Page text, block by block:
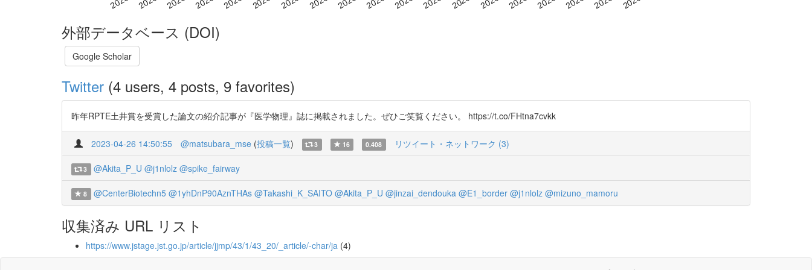
外部データベース (DOI)
Google Scholar
Twitter (4 users, 4 posts, 9 favorites)
昨年RPTE土井賞を受賞した論文の紹介記事が『医学物理』誌に掲載されました。ぜひご笑覧ください。 https://t.co/FHtna7cvkk
2023-04-26 14:50:55 @matsubara_mse (投稿一覧) 3 16 0.408 リツイート・ネットワーク (3)
3 @Akita_P_U @j1nlolz @spike_fairway
8 @CenterBiotechn5 @1yhDnP90AznTHAs @Takashi_K_SAITO @Akita_P_U @jinzai_dendouka @E1_border @j1nlolz @mizuno_mamoru
収集済み URL リスト
https://www.jstage.jst.go.jp/article/jjmp/43/1/43_20/_article/-char/ja (4)